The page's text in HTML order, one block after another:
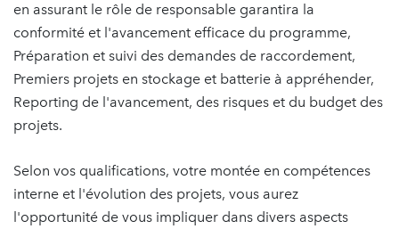
en assurant le rôle de responsable garantira la
conformité et l'avancement efficace du programme,
Préparation et suivi des demandes de raccordement,
Premiers projets en stockage et batterie à appréhender,
Reporting de l'avancement, des risques et du budget des
projets.
Selon vos qualifications, votre montée en compétences
interne et l'évolution des projets, vous aurez
l'opportunité de vous impliquer dans divers aspects